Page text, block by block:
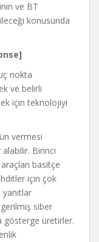
ve BT
konusunda
nokta
ve belirli
için teknolojiyi
vermesi
Birinci
basitçe
için çok
siber
gösterge üretirler.